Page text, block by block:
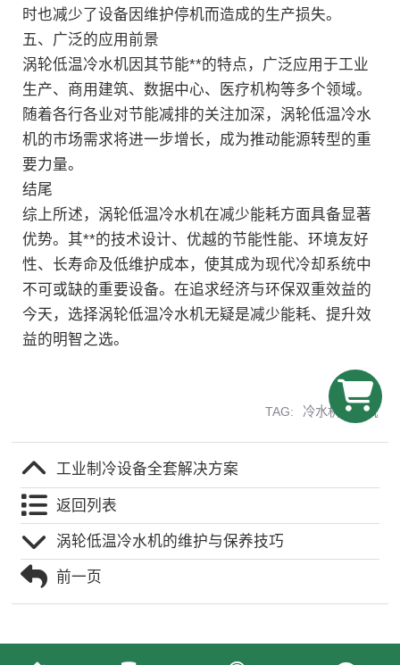
时也减少了设备因维护停机而造成的生产损失。
五、广泛的应用前景
涡轮低温冷水机因其节能**的特点，广泛应用于工业
生产、商用建筑、数据中心、医疗机构等多个领域。
随着各行各业对节能减排的关注加深，涡轮低温冷水
机的市场需求将进一步增长，成为推动能源转型的重
要力量。
结尾
综上所述，涡轮低温冷水机在减少能耗方面具备显著
优势。其**的技术设计、优越的节能性能、环境友好
性、长寿命及低维护成本，使其成为现代冷却系统中
不可或缺的重要设备。在追求经济与环保双重效益的
今天，选择涡轮低温冷水机无疑是减少能耗、提升效
益的明智之选。
TAG: 冷水机冷水机
工业制冷设备全套解决方案
返回列表
涡轮低温冷水机的维护与保养技巧
前一页